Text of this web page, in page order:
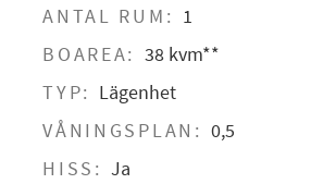
ANTAL RUM: 1
BOAREA: 38 kvm**
TYP: Lägenhet
VÅNINGSPLAN: 0,5
HISS: Ja